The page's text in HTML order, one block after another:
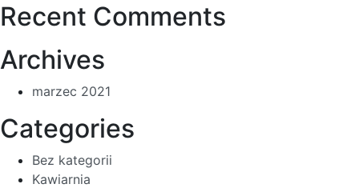
Recent Comments
Archives
marzec 2021
Categories
Bez kategorii
Kawiarnia